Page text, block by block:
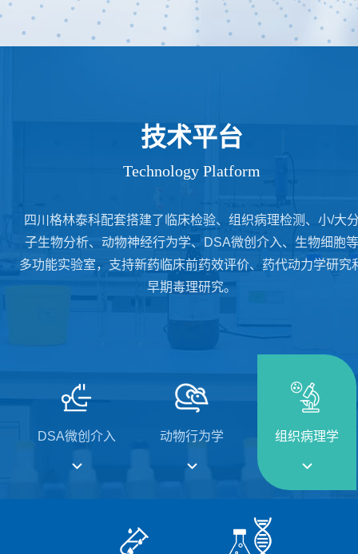
技术平台
Technology Platform
四川格林泰科配套搭建了临床检验、组织病理检测、小/大
子生物分析、动物神经行为学、DSA微创介入、生物细胞等
多功能实验室，支持新药临床前药效评价、药代动力学研究
早期毒理研究。
DSA微创介入 动物行为学 组织病理学